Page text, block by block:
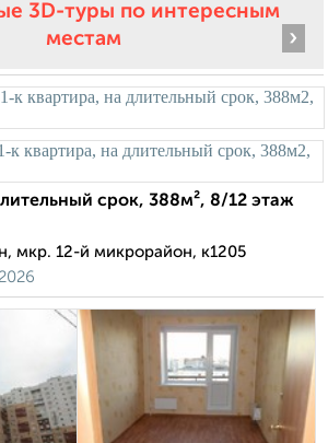
3D-туры по интересным
местам
›
срок, 388м², 8/12 этаж
мкр. 12-й микрорайон, к1205